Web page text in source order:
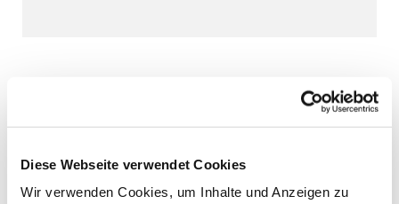
Diese Webseite verwendet Cookies
Wir verwenden Cookies, um Inhalte und Anzeigen zu